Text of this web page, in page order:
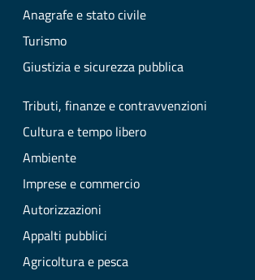
Anagrafe e stato civile
Turismo
Giustizia e sicurezza pubblica
Tributi, finanze e contravvenzioni
Cultura e tempo libero
Ambiente
Imprese e commercio
Autorizzazioni
Appalti pubblici
Agricoltura e pesca